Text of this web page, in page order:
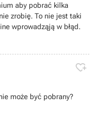
aby pobrać kilka
zrobię. To nie jest taki
wprowadząją w błąd.

może być pobrany?